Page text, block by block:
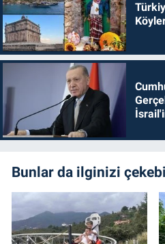
Bunlar da ilginizi